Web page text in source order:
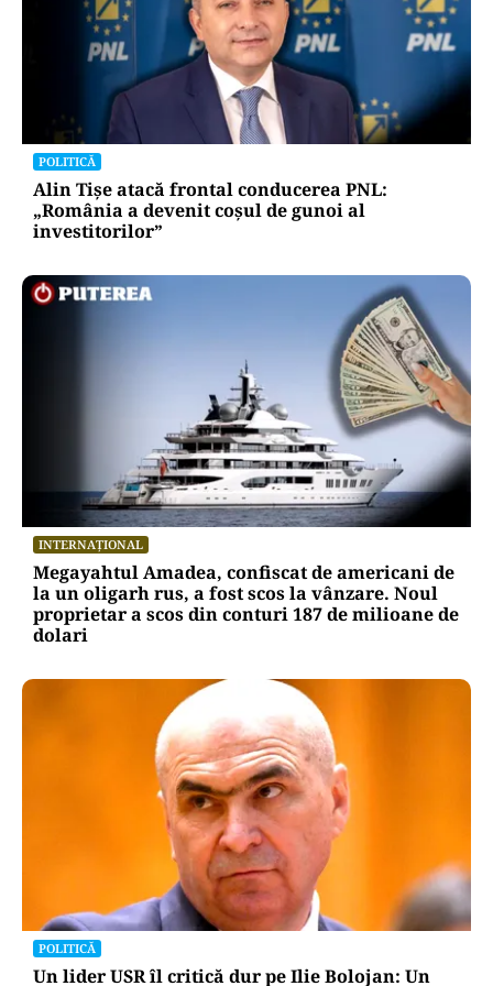
POLITICĂ
Alin Tișe atacă frontal conducerea PNL:
„România a devenit coșul de gunoi al
investitorilor”
INTERNAȚIONAL
Megayahtul Amadea, confiscat de americani de
la un oligarh rus, a fost scos la vânzare. Noul
proprietar a scos din conturi 187 de milioane de
dolari
POLITICĂ
Un lider USR îl critică dur pe Ilie Bolojan: Un